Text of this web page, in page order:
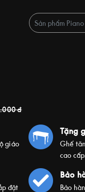
đ
giáo
Tặng
Ghế
cao
đặt
Bảo
Bảo